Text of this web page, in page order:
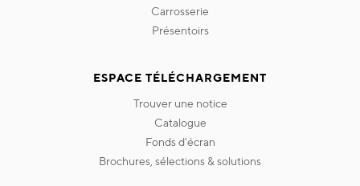
carrosserie
présentoirs
ESPACE TÉLÉCHARGEMENT
trouver une notice
catalogue
fonds d'écran
brochures, sélections & solutions